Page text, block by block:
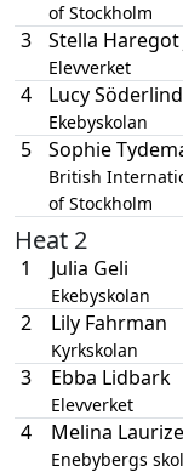
of Stockholm
3 Stella Haregot
Elevverket
4 Lucy
Ekebyskolan
5 Sophie
British
of Stockholm
Heat 2
1
Julia Geli
Ekebyskolan
2 Lily Fahrman
Kyrkskolan
3 Ebba Lidbark
Elevverket
4 Melina
Enebybergs